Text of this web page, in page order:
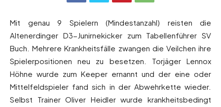
Mit genau 9 Spielern (Mindestanzahl) reisten die
Altenerdinger D3-Junirnekicker zum Tabellenführer SV
Buch. Mehrere Krankheitsfälle zwangen die Veilchen ihre
Spielerpositionen neu zu besetzen. Torjäger Lennox
Höhne wurde zum Keeper ernannt und der eine oder
Mittelfeldspieler fand sich in der Abwehrkette wieder.
Selbst Trainer Oliver Heidler wurde krankheitsbedingt